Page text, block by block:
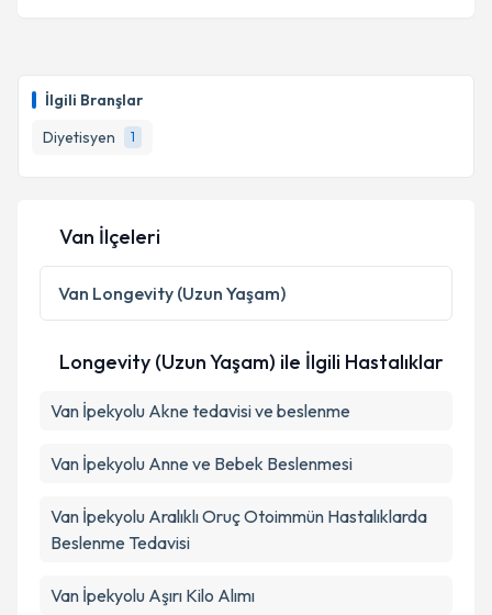
İlgili Branşlar
Diyetisyen
1
Van İlçeleri
Van Longevity (Uzun Yaşam)
Longevity (Uzun Yaşam) ile İlgili Hastalıklar
Van İpekyolu Akne tedavisi ve beslenme
Van İpekyolu Anne ve Bebek Beslenmesi
Van İpekyolu Aralıklı Oruç Otoimmün Hastalıklarda
Beslenme Tedavisi
Van İpekyolu Aşırı Kilo Alımı